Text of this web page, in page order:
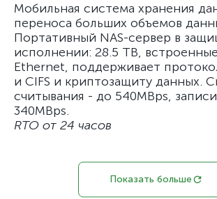
Мобильная система хранения
переноса больших объемов
Портативный NAS-сервер в
исполнении: 28.5 TB,
Ethernet, поддерживает
и CIFS и криптозащиту данных.
считывания - до 540MBps,
340MBps.
RTO от 24 часов
Показать больше